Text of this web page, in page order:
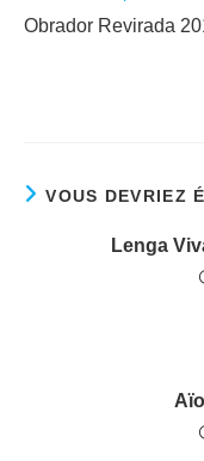
articles
Obrador Revirada
VOUS DEVRIEZ
Lenga